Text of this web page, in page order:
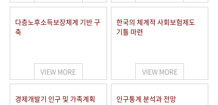
VR 역사관
다층노후소득보장체계 기반 구
축
VIEW MORE
한국의 체계적 사회보험제도
기틀 마련
VIEW MORE
경제개발기 인구 및 가족계획
인구통계 분석과 전망